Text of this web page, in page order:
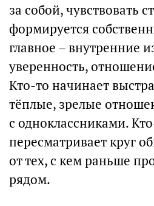
за собой, чувствовать
формируется
главное – внутренние
уверенность,
Кто-то начинает
тёплые, зрелые
с одноклассниками.
пересматривает круг
от тех, с кем раньше
рядом.